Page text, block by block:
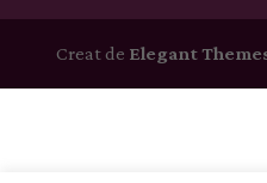
Creat de Elegant